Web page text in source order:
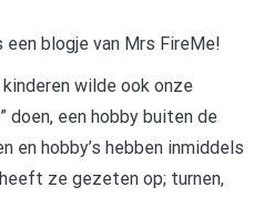
een blogje van Mrs FireMe!
wilde ook onze
doen, een hobby buiten de
en hobby’s hebben inmiddels
ze gezeten op; turnen,